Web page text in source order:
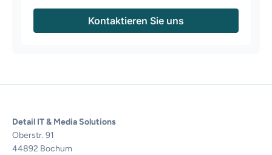
Kontaktieren Sie uns
Detail IT & Media Solutions
Oberstr. 91
44892 Bochum